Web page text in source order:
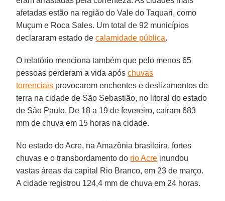
afetadas estão na região do Vale do Taquari, como
Muçum e Roca Sales. Um total de 92 municípios
declararam estado decalamidade pública.
O relatório menciona também que pelo menos 65
pessoas perderam a vida apóschuvas
torrenciais provocarem enchentes e deslizamentos de
terra na cidade de São Sebastião, no litoral do estado
de São Paulo. De 18 a 19 de fevereiro, caíram 683
mm de chuva em 15 horas na cidade.
No estado do Acre, na Amazônia brasileira, fortes
chuvas e o transbordamento do rio Acre inundou
vastas áreas da capital Rio Branco, em 23 de março.
A cidade registrou 124,4 mm de chuva em 24 horas.